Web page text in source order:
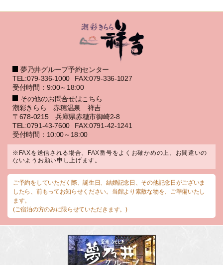
夢乃井グループ予約センター
TEL:079-336-1000
FAX:079-336-1027
受付時間：9:00～18:00
その他のお問合せはこちら
潮彩きらら 赤穂温泉 祥吉
〒678-0215 兵庫県赤穂市御崎2-8
TEL:0791-43-7600
FAX:0791-42-1241
受付時間：10:00～18:00
※FAXを送信される場合、FAX番号をよくお確かめの上、お間違いの
ないようお願い申し上げます。
ご予約をしていただく際、誕生日、結婚記念日、その他記念日がございま
したら、前もってお知らせください。当館より素敵な物を、ご準備いたし
ます。
(ご宿泊の方のみに限らせていただきます。)